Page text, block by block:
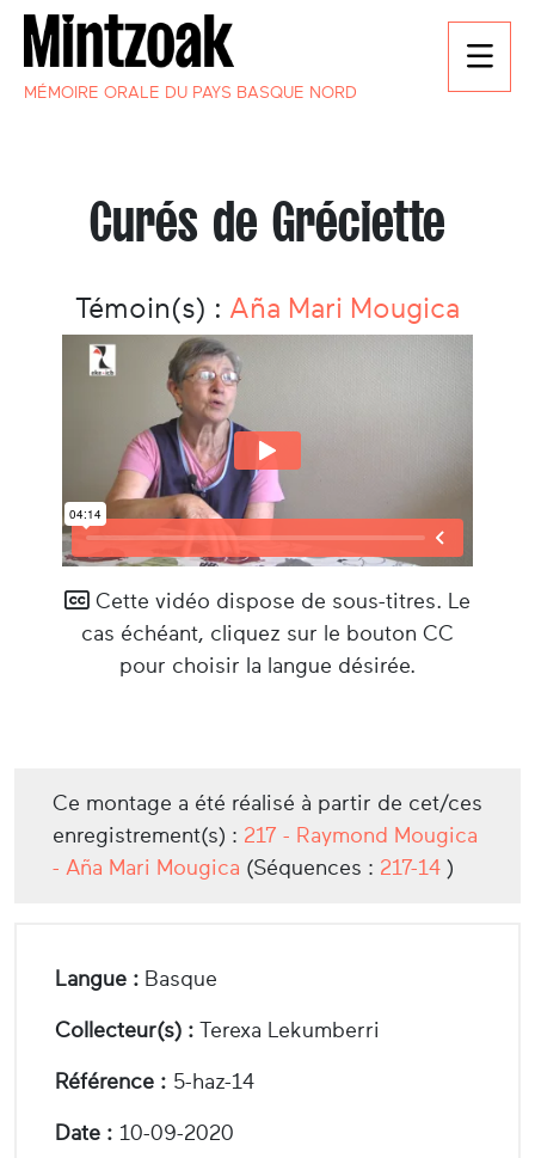
MÉMOIRE ORALE DU PAYS BASQUE NORD
Curés de Gréciette
Témoin(s) : Aña Mari Mougica
Cette vidéo dispose de sous-titres. Le
cas échéant, cliquez sur le bouton CC
pour choisir la langue désirée.
Ce montage a été réalisé à partir de cet/ces
enregistrement(s) : 217 - Raymond Mougica
- Aña Mari Mougica (Séquences : 217-14 )
Langue : Basque
Collecteur(s) : Terexa Lekumberri
Référence : 5-haz-14
Date : 10-09-2020